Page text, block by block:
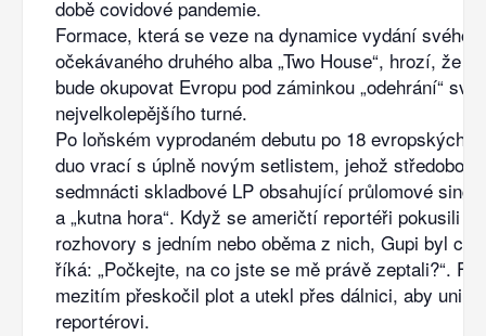
době covidové pandemie.
Formace, která se veze na dynamice vydání svého
očekávaného druhého alba „Two House“, hrozí, že
bude okupovat Evropu pod záminkou „odehrání“
nejvelkolepějšího turné.
Po loňském vyprodaném debutu po 18 evropských
duo vrací s úplně novým setlistem, jehož
sedmnácti skladbové LP obsahující průlomové
a „kutna hora“. Když se američtí reportéři pokusili
rozhovory s jedním nebo oběma z nich, Gupi byl
říká: „Počkejte, na co jste se mě právě zeptali?“.
mezitím přeskočil plot a utekl přes dálnici, aby unikl
reportérovi.